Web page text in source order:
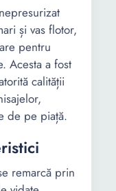
și vas flotor,
pentru
Acesta a fost
calității
de pe piață.
remarcă prin